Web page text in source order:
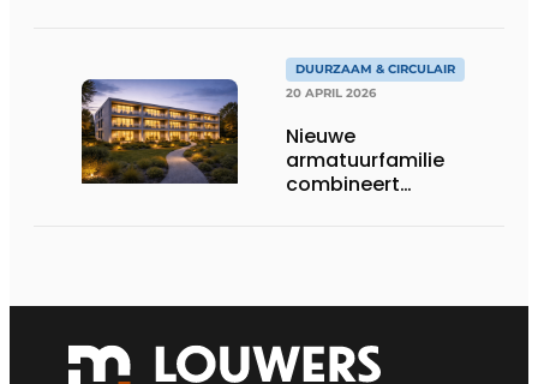
DUURZAAM & CIRCULAIR
20 APRIL 2026
Nieuwe
armatuurfamilie
combineert